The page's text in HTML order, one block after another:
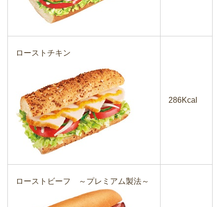
ローストチキン
286Kcal
ローストビーフ ～プレミアム製法～